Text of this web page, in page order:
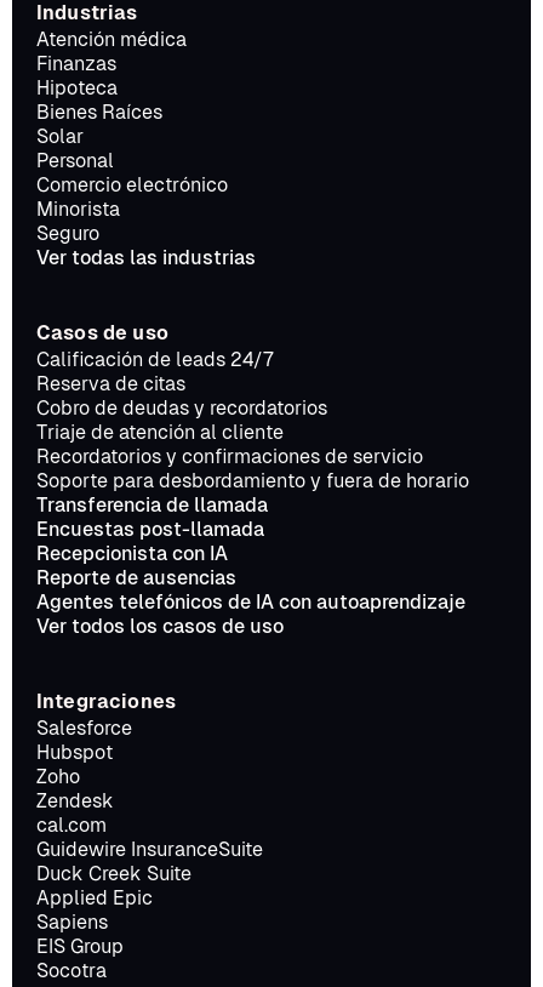
Industrias
Atención médica
Finanzas
Hipoteca
Bienes Raíces
Solar
Personal
Comercio electrónico
Minorista
Seguro
Ver todas las industrias
Casos de uso
Calificación de leads 24/7
Reserva de citas
Cobro de deudas y recordatorios
Triaje de atención al cliente
Recordatorios y confirmaciones de servicio
Soporte para desbordamiento y fuera de horario
Transferencia de llamada
Encuestas post-llamada
Recepcionista con IA
Reporte de ausencias
Agentes telefónicos de IA con autoaprendizaje
Ver todos los casos de uso
Integraciones
Salesforce
Hubspot
Zoho
Zendesk
cal.com
Guidewire InsuranceSuite
Duck Creek Suite
Applied Epic
Sapiens
EIS Group
Socotra